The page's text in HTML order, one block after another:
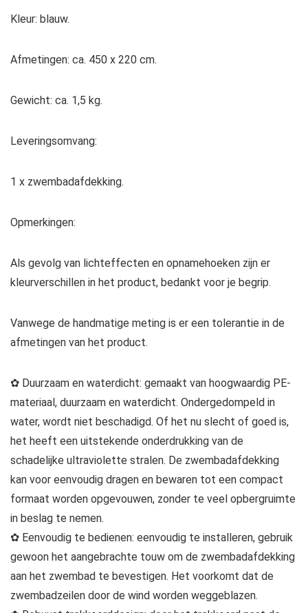
Kleur: blauw.
Afmetingen: ca. 450 x 220 cm.
Gewicht: ca. 1,5 kg.
Leveringsomvang:
1 x zwembadafdekking.
Opmerkingen:
Als gevolg van lichteffecten en opnamehoeken zijn er
kleurverschillen in het product, bedankt voor je begrip.
Vanwege de handmatige meting is er een tolerantie in de
afmetingen van het product.
✿ Duurzaam en waterdicht: gemaakt van hoogwaardig PE-
materiaal, duurzaam en waterdicht. Ondergedompeld in
water, wordt niet beschadigd. Of het nu slecht of goed is,
het heeft een uitstekende onderdrukking van de
schadelijke ultraviolette stralen. De zwembadafdekking
kan voor eenvoudig dragen en bewaren tot een compact
formaat worden opgevouwen, zonder te veel opbergruimte
in beslag te nemen.
✿ Eenvoudig te bedienen: eenvoudig te installeren, gebruik
gewoon het aangebrachte touw om de zwembadafdekking
aan het zwembad te bevestigen. Het voorkomt dat de
zwembadzeilen door de wind worden weggeblazen.